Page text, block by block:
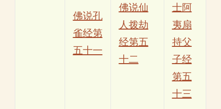
佛说孔
雀经第
五十一
佛说仙
人拨劫
经第五
十二
士阿
夷扇
持父
子经
第五
十三